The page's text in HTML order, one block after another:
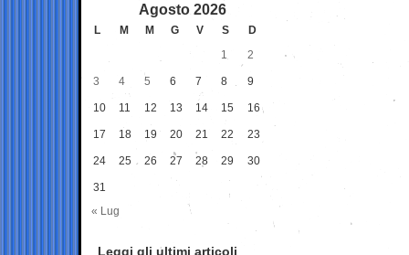
Agosto 2026
L M M G V S
D
1
2
3 4 5 6 7 8 9
10 11 12 13 14 15 16
17 18 19 20 21 22 23
24 25 26 27 28 29 30
31
« Lug
Leggi gli ultimi articoli